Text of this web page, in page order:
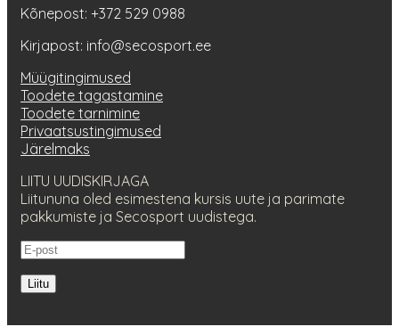
Kõnepost: +372 529 0988
Kirjapost: info@secosport.ee
Müügitingimused
Toodete tagastamine
Toodete tarnimine
Privaatsustingimused
Järelmaks
LIITU UUDISKIRJAGA
Liitununa oled esimestena kursis uute ja parimate
pakkumiste ja Secosport uudistega.
Liitu